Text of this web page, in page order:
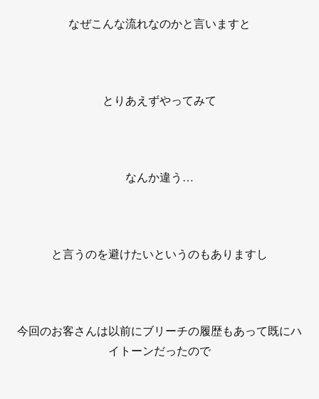
なぜこんな流れなのかと言いますと
とりあえずやってみて
なんか違う…
と言うのを避けたいというのもありますし
今回のお客さんは以前にブリーチの履歴もあって既にハ
イトーンだったので